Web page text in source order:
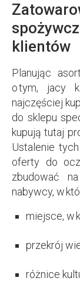
klientów
Planując
o tym, jacy
najczęściej
do sklepu
kupują tutaj
Ustalenie
oferty do
zbudować
nabywcy, w
miejsce, w
przekrój
różnice